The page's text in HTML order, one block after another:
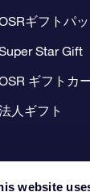
website
ギフトパッ
Star Gift
ギフトカ
人ギフト